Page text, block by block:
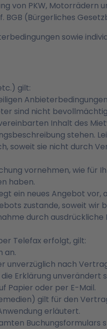
von PKW, Motorrädern
(Bürgerliches
sowie
gilt:
sind nicht
Inhalt des
stehen.
soweit sie nicht durch
vornehmen, wie für
haben.
ein neues Angebot vor,
zustande, soweit wir
durch
Telefax erfolgt, gilt:
an.
nach
Erklärung unverändert
Papier oder per E-Mail.
gilt für den
erläutert.
Buchungsformulars